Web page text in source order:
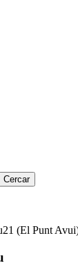
Cercar
(El Punt